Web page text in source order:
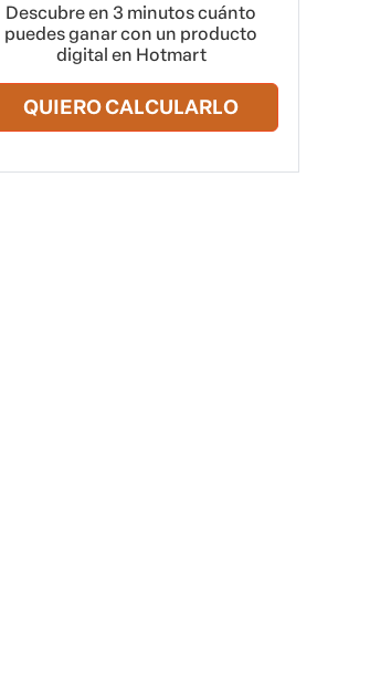
Descubre en 3 minutos cuánto
puedes ganar con un producto
digital en Hotmart
QUIERO CALCULARLO